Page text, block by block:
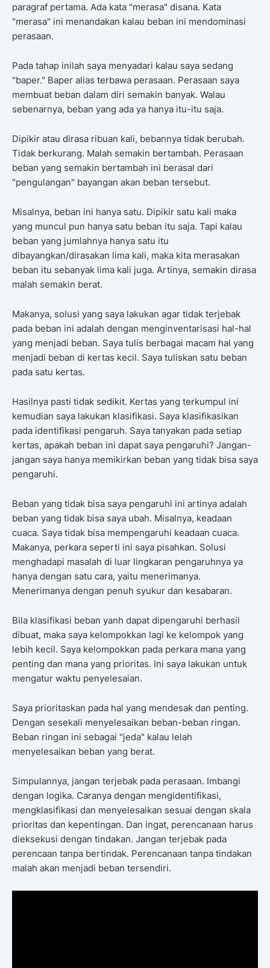
paragraf pertama. Ada kata "merasa" disana. Kata
"merasa" ini menandakan kalau beban ini mendominasi
perasaan.
Pada tahap inilah saya menyadari kalau saya sedang
"baper." Baper alias terbawa perasaan. Perasaan saya
membuat beban dalam diri semakin banyak. Walau
sebenarnya, beban yang ada ya hanya itu-itu saja.
Dipikir atau dirasa ribuan kali, bebannya tidak berubah.
Tidak berkurang. Malah semakin bertambah. Perasaan
beban yang semakin bertambah ini berasal dari
"pengulangan" bayangan akan beban tersebut.
Misalnya, beban ini hanya satu. Dipikir satu kali maka
yang muncul pun hanya satu beban itu saja. Tapi kalau
beban yang jumlahnya hanya satu itu
dibayangkan/dirasakan lima kali, maka kita merasakan
beban itu sebanyak lima kali juga. Artinya, semakin dirasa
malah semakin berat.
Makanya, solusi yang saya lakukan agar tidak terjebak
pada beban ini adalah dengan menginventarisasi hal-hal
yang menjadi beban. Saya tulis berbagai macam hal yang
menjadi beban di kertas kecil. Saya tuliskan satu beban
pada satu kertas.
Hasilnya pasti tidak sedikit. Kertas yang terkumpul ini
kemudian saya lakukan klasifikasi. Saya klasifikasikan
pada identifikasi pengaruh. Saya tanyakan pada setiap
kertas, apakah beban ini dapat saya pengaruhi? Jangan-
jangan saya hanya memikirkan beban yang tidak bisa saya
pengaruhi.
Beban yang tidak bisa saya pengaruhi ini artinya adalah
beban yang tidak bisa saya ubah. Misalnya, keadaan
cuaca. Saya tidak bisa mempengaruhi keadaan cuaca.
Makanya, perkara seperti ini saya pisahkan. Solusi
menghadapi masalah di luar lingkaran pengaruhnya ya
hanya dengan satu cara, yaitu menerimanya.
Menerimanya dengan penuh syukur dan kesabaran.
Bila klasifikasi beban yanh dapat dipengaruhi berhasil
dibuat, maka saya kelompokkan lagi ke kelompok yang
lebih kecil. Saya kelompokkan pada perkara mana yang
penting dan mana yang prioritas. Ini saya lakukan untuk
mengatur waktu penyelesaian.
Saya prioritaskan pada hal yang mendesak dan penting.
Dengan sesekali menyelesaikan beban-beban ringan.
Beban ringan ini sebagai "jeda" kalau lelah
menyelesaikan beban yang berat.
Simpulannya, jangan terjebak pada perasaan. Imbangi
dengan logika. Caranya dengan mengidentifikasi,
mengklasifikasi dan menyelesaikan sesuai dengan skala
prioritas dan kepentingan. Dan ingat, perencanaan harus
dieksekusi dengan tindakan. Jangan terjebak pada
perencaan tanpa bertindak. Perencanaan tanpa tindakan
malah akan menjadi beban tersendiri.